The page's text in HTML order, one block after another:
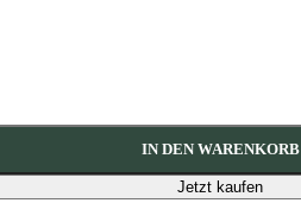
IN DEN WARENKORB
Jetzt kaufen